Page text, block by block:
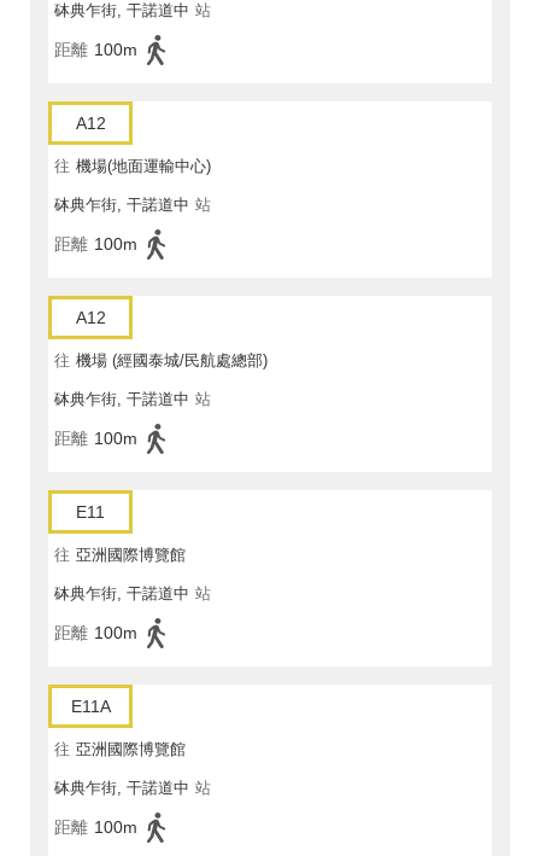
砵典乍街, 干諾道中 站
距離 100m
A12
往 機場(地面運輸中心)
砵典乍街, 干諾道中 站
距離 100m
A12
往 機場 (經國泰城/民航處總部)
砵典乍街, 干諾道中 站
距離 100m
E11
往 亞洲國際博覽館
砵典乍街, 干諾道中 站
距離 100m
E11A
往 亞洲國際博覽館
砵典乍街, 干諾道中 站
距離 100m